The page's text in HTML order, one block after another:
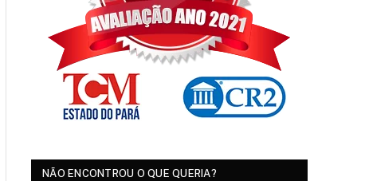
NÃO ENCONTROU O QUE QUERIA?